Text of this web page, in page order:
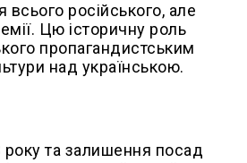
російського, але
Цю історичну роль
пропагандистським
над українською.
року та залишення посад